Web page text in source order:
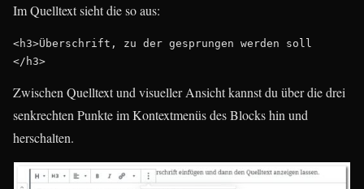
Im Quelltext sieht die so aus:
<h3>Überschrift, zu der gesprungen werden soll
</h3>
Zwischen Quelltext und visueller Ansicht kannst du über die drei
senkrechten Punkte im Kontextmenüs des Blocks hin und
herschalten.